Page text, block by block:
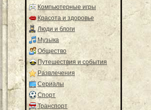
Компьютерные игры
Красота и здоровье
Люди и блоги
Музыка
Общество
Путешествия и события
Развлечения
Сериалы
Спорт
Транспорт